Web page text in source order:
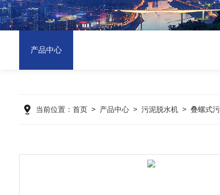
产品中心
当前位置： 首页 > 产品中心 > 污泥脱水机 > 叠螺式